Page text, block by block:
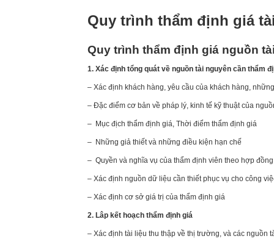
Quy trình thẩm định giá
Quy trình thẩm định giá nguồn
1. Xác định tổng quát về nguồn tài nguyên cần thẩm
– Xác định khách hàng, yêu cầu của khách hàng,
– Đặc điểm cơ bản về pháp lý, kinh tế kỹ thuật của
– Mục địch thẩm định giá, Thời điểm thẩm định giá
– Những giả thiết và những điều kiện hạn chế
– Quyền và nghĩa vụ của thẩm định viên theo hợp
– Xác định nguồn dữ liệu cần thiết phục vụ cho công
– Xác định cơ sở giá trị của thẩm định giá
2. Lâp kết hoạch thẩm định giá
– Xác định tài liệu thu thập về thị trường, và các